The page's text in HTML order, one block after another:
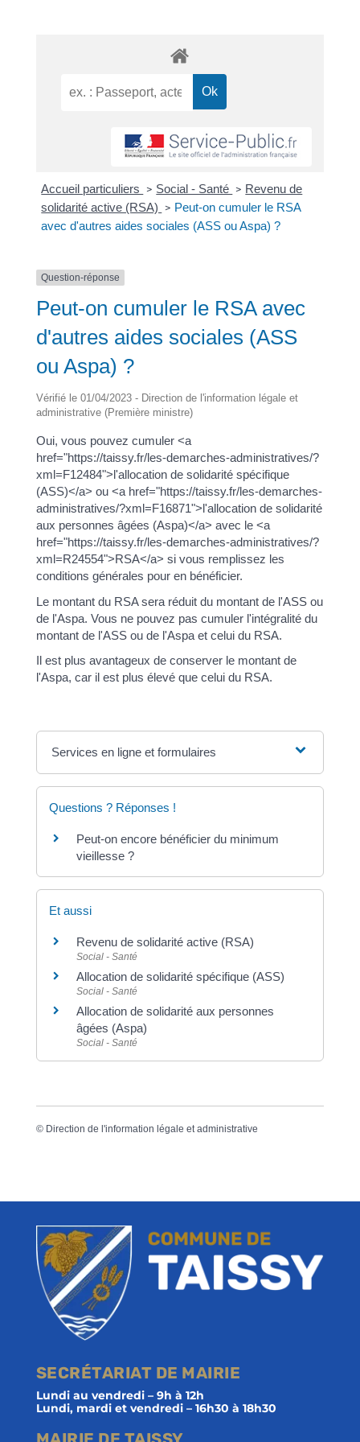
Accueil particuliers > Social - Santé > Revenu de
solidarité active (RSA)
> Peut-on cumuler le RSA
avec d'autres aides sociales (ASS ou Aspa) ?
Question-réponse
Peut-on cumuler le RSA avec
d'autres aides sociales (ASS
ou Aspa) ?
Vérifié le 01/04/2023 - Direction de l'information légale et
administrative (Première ministre)
Oui, vous pouvez cumuler <a
href="https://taissy.fr/les-demarches-administratives/?
xml=F12484">l'allocation de solidarité spécifique
(ASS)</a> ou <a href="https://taissy.fr/les-demarches-
administratives/?xml=F16871">l'allocation de solidarité
aux personnes âgées (Aspa)</a> avec le <a
href="https://taissy.fr/les-demarches-administratives/?
xml=R24554">RSA</a> si vous remplissez les
conditions générales pour en bénéficier.
Le montant du RSA sera réduit du montant de l'ASS ou
de l'Aspa. Vous ne pouvez pas cumuler l'intégralité du
montant de l'ASS ou de l'Aspa et celui du RSA.
Il est plus avantageux de conserver le montant de
l'Aspa, car il est plus élevé que celui du RSA.
Services en ligne et formulaires
Questions ? Réponses !
Peut-on encore bénéficier du minimum
vieillesse ?
Et aussi
Revenu de solidarité active (RSA)
Social - Santé
Allocation de solidarité spécifique (ASS)
Social - Santé
Allocation de solidarité aux personnes
âgées (Aspa)
Social - Santé
© Direction de l'information légale et administrative
SECRÉTARIAT DE MAIRIE
Lundi au vendredi – 9h à 12h
Lundi, mardi et vendredi – 16h30 à 18h30